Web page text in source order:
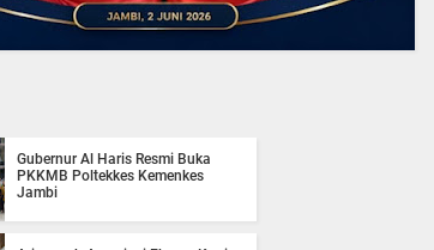
Gubernur Al Haris Resmi Buka
PKKMB Poltekkes Kemenkes
Jambi